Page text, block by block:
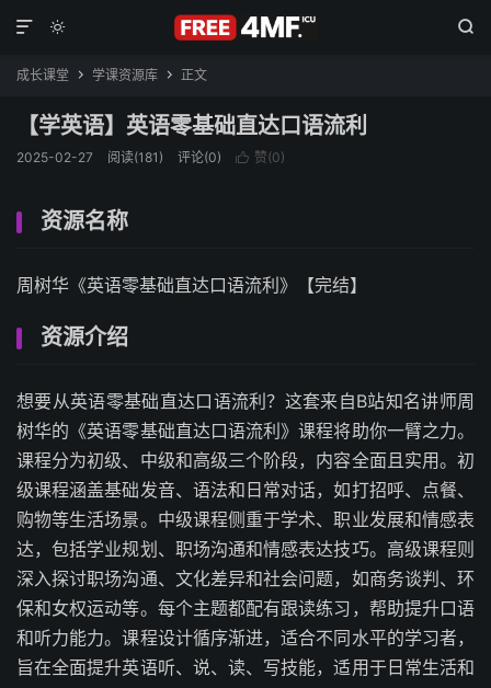
 

成长课堂  学课资源库  正文
【学英语】英语零基础直达口语流利
2025-02-27 阅读(181) 评论(0)  赞(0)
资源名称
周树华《英语零基础直达口语流利》【完结】
资源介绍
想要从英语零基础直达口语流利？这套来自B站知名讲师周
树华的《英语零基础直达口语流利》课程将助你一臂之力。
课程分为初级、中级和高级三个阶段，内容全面且实用。初
级课程涵盖基础发音、语法和日常对话，如打招呼、点餐、
购物等生活场景。中级课程侧重于学术、职业发展和情感表
达，包括学业规划、职场沟通和情感表达技巧。高级课程则
深入探讨职场沟通、文化差异和社会问题，如商务谈判、环
保和女权运动等。每个主题都配有跟读练习，帮助提升口语
和听力能力。课程设计循序渐进，适合不同水平的学习者，
旨在全面提升英语听、说、读、写技能，适用于日常生活和